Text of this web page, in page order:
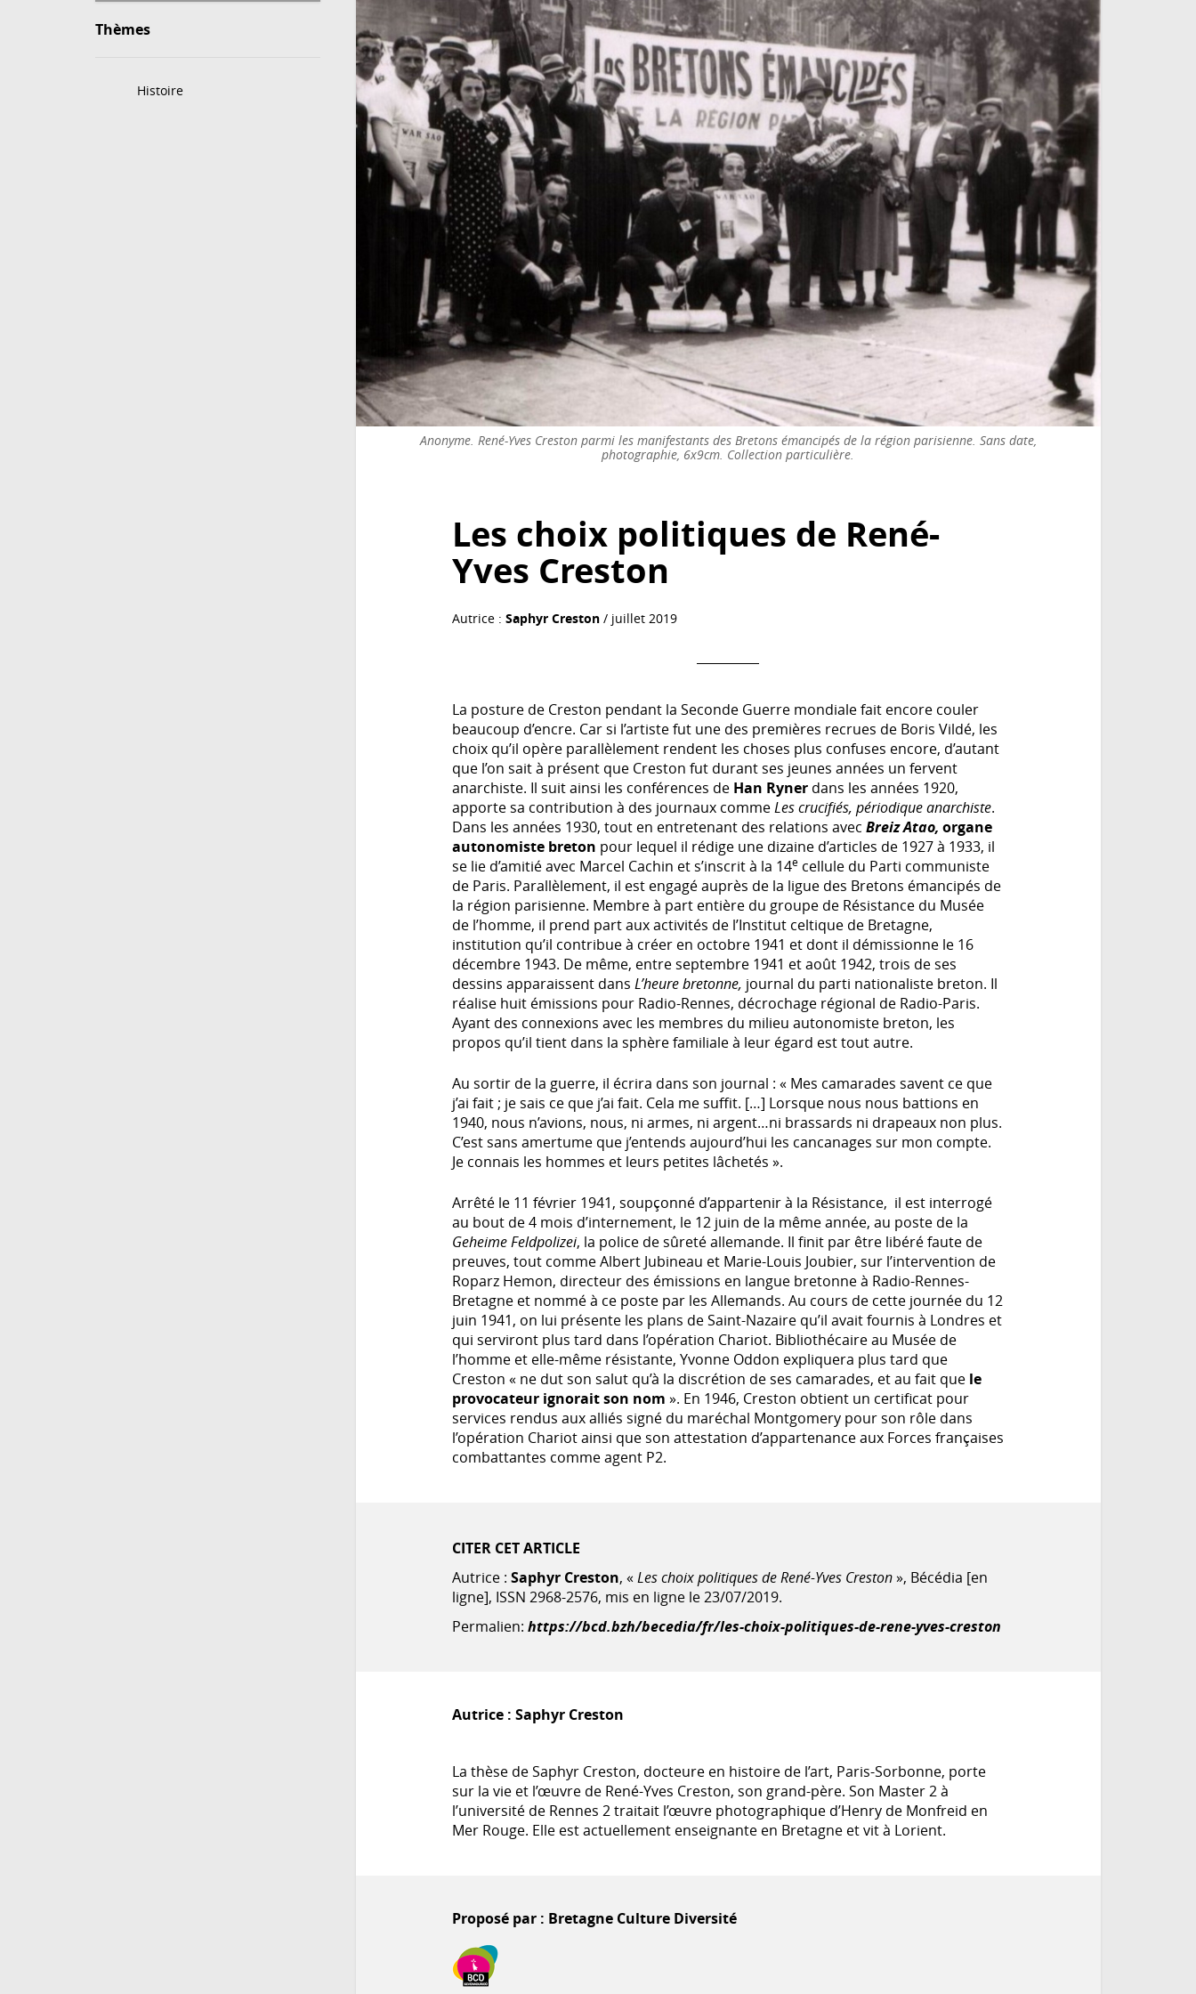
Thèmes
Histoire
Anonyme. René-Yves Creston parmi les manifestants des Bretons émancipés de la région parisienne. Sans date,
photographie, 6x9cm. Collection particulière.
Les choix politiques de René-
Yves Creston
Autrice :Saphyr Creston / juillet 2019
La posture de Creston pendant la Seconde Guerre mondiale fait encore couler
beaucoup d’encre. Car si l’artiste fut une des premières recrues de Boris Vildé, les
choix qu’il opère parallèlement rendent les choses plus confuses encore, d’autant
que l’on sait à présent que Creston fut durant ses jeunes années un fervent
anarchiste. Il suit ainsi les conférences de Han Ryner dans les années 1920,
apporte sa contribution à des journaux commeLes crucifiés, périodique anarchiste.
Dans les années 1930, tout en entretenant des relations avecBreiz Atao, organe
autonomiste breton pour lequel il rédige une dizaine d’articles de 1927 à 1933, il
se lie d’amitié avec Marcel Cachin et s’inscrit à la 14e cellule du Parti communiste
de Paris. Parallèlement, il est engagé auprès de la ligue des Bretons émancipés de
la région parisienne. Membre à part entière du groupe de Résistance du Musée
de l’homme, il prend part aux activités de l’Institut celtique de Bretagne,
institution qu’il contribue à créer en octobre 1941 et dont il démissionne le 16
décembre 1943. De même, entre septembre 1941 et août 1942, trois de ses
dessins apparaissent dansL’heure bretonne, journal du parti nationaliste breton. Il
réalise huit émissions pour Radio-Rennes, décrochage régional de Radio-Paris.
Ayant des connexions avec les membres du milieu autonomiste breton, les
propos qu’il tient dans la sphère familiale à leur égard est tout autre.
Au sortir de la guerre, il écrira dans son journal : « Mes camarades savent ce que
j’ai fait ; je sais ce que j’ai fait. Cela me suffit. […] Lorsque nous nous battions en
1940, nous n’avions, nous, ni armes, ni argent…ni brassards ni drapeaux non plus.
C’est sans amertume que j’entends aujourd’hui les cancanages sur mon compte.
Je connais les hommes et leurs petites lâchetés ».
Arrêté le 11 février 1941, soupçonné d’appartenir à la Résistance, il est interrogé
au bout de 4 mois d’internement, le 12 juin de la même année, au poste de la
Geheime Feldpolizei, la police de sûreté allemande. Il finit par être libéré faute de
preuves, tout comme Albert Jubineau et Marie-Louis Joubier, sur l’intervention de
Roparz Hemon, directeur des émissions en langue bretonne à Radio-Rennes-
Bretagne et nommé à ce poste par les Allemands. Au cours de cette journée du 12
juin 1941, on lui présente les plans de Saint-Nazaire qu’il avait fournis à Londres et
qui serviront plus tard dans l’opération Chariot. Bibliothécaire au Musée de
l’homme et elle-même résistante, Yvonne Oddon expliquera plus tard que
Creston « ne dut son salut qu’à la discrétion de ses camarades, et au fait que le
provocateur ignorait son nom ». En 1946, Creston obtient un certificat pour
services rendus aux alliés signé du maréchal Montgomery pour son rôle dans
l’opération Chariot ainsi que son attestation d’appartenance aux Forces françaises
combattantes comme agent P2.
CITER CET ARTICLE
Autrice :Saphyr Creston, «Les choix politiques de René-Yves Creston», Bécédia [en
ligne], ISSN 2968-2576, mis en ligne le 23/07/2019.
Permalien:https://bcd.bzh/becedia/fr/les-choix-politiques-de-rene-yves-creston
Autrice :Saphyr Creston
La thèse de Saphyr Creston, docteure en histoire de l’art, Paris-Sorbonne, porte
sur la vie et l’œuvre de René-Yves Creston, son grand-père. Son Master 2 à
l’université de Rennes 2 traitait l’œuvre photographique d’Henry de Monfreid en
Mer Rouge. Elle est actuellement enseignante en Bretagne et vit à Lorient.
Proposé par : Bretagne Culture Diversité